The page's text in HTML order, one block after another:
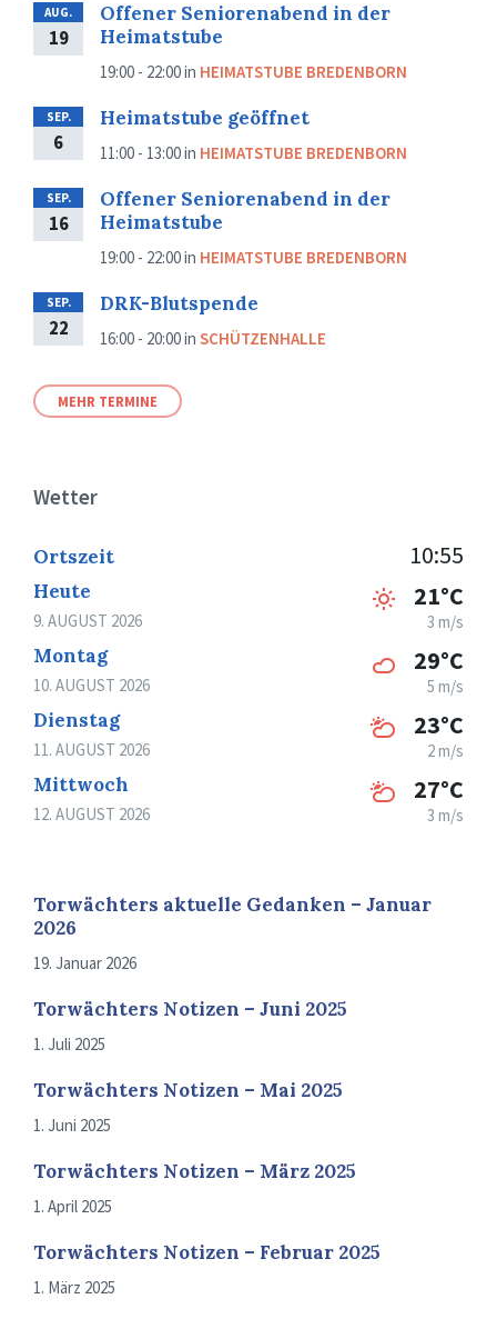
AUG.
19
Offener Seniorenabend in der
Heimatstube
19:00 - 22:00in HEIMATSTUBE BREDENBORN
SEP.
6
Heimatstube geöffnet
11:00 - 13:00in HEIMATSTUBE BREDENBORN
SEP.
16
Offener Seniorenabend in der
Heimatstube
19:00 - 22:00in HEIMATSTUBE BREDENBORN
SEP.
22
DRK-Blutspende
16:00 - 20:00in SCHÜTZENHALLE
MEHR TERMINE
Wetter
Ortszeit 10:55
Heute
9. AUGUST 2026
21°C
3 m/s
Montag
10. AUGUST 2026
29°C
5 m/s
Dienstag
11. AUGUST 2026
23°C
2 m/s
Mittwoch
12. AUGUST 2026
27°C
3 m/s
Torwächters aktuelle Gedanken – Januar
2026
19. Januar 2026
Torwächters Notizen – Juni 2025
1. Juli 2025
Torwächters Notizen – Mai 2025
1. Juni 2025
Torwächters Notizen – März 2025
1. April 2025
Torwächters Notizen – Februar 2025
1. März 2025